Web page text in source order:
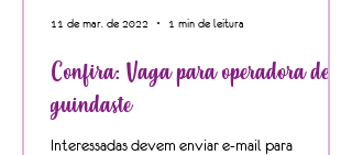
Confira: Vaga para operadora de
guindaste
Interessadas devem enviar e-mail para
11 de mar. de 2022 1 min de leitura